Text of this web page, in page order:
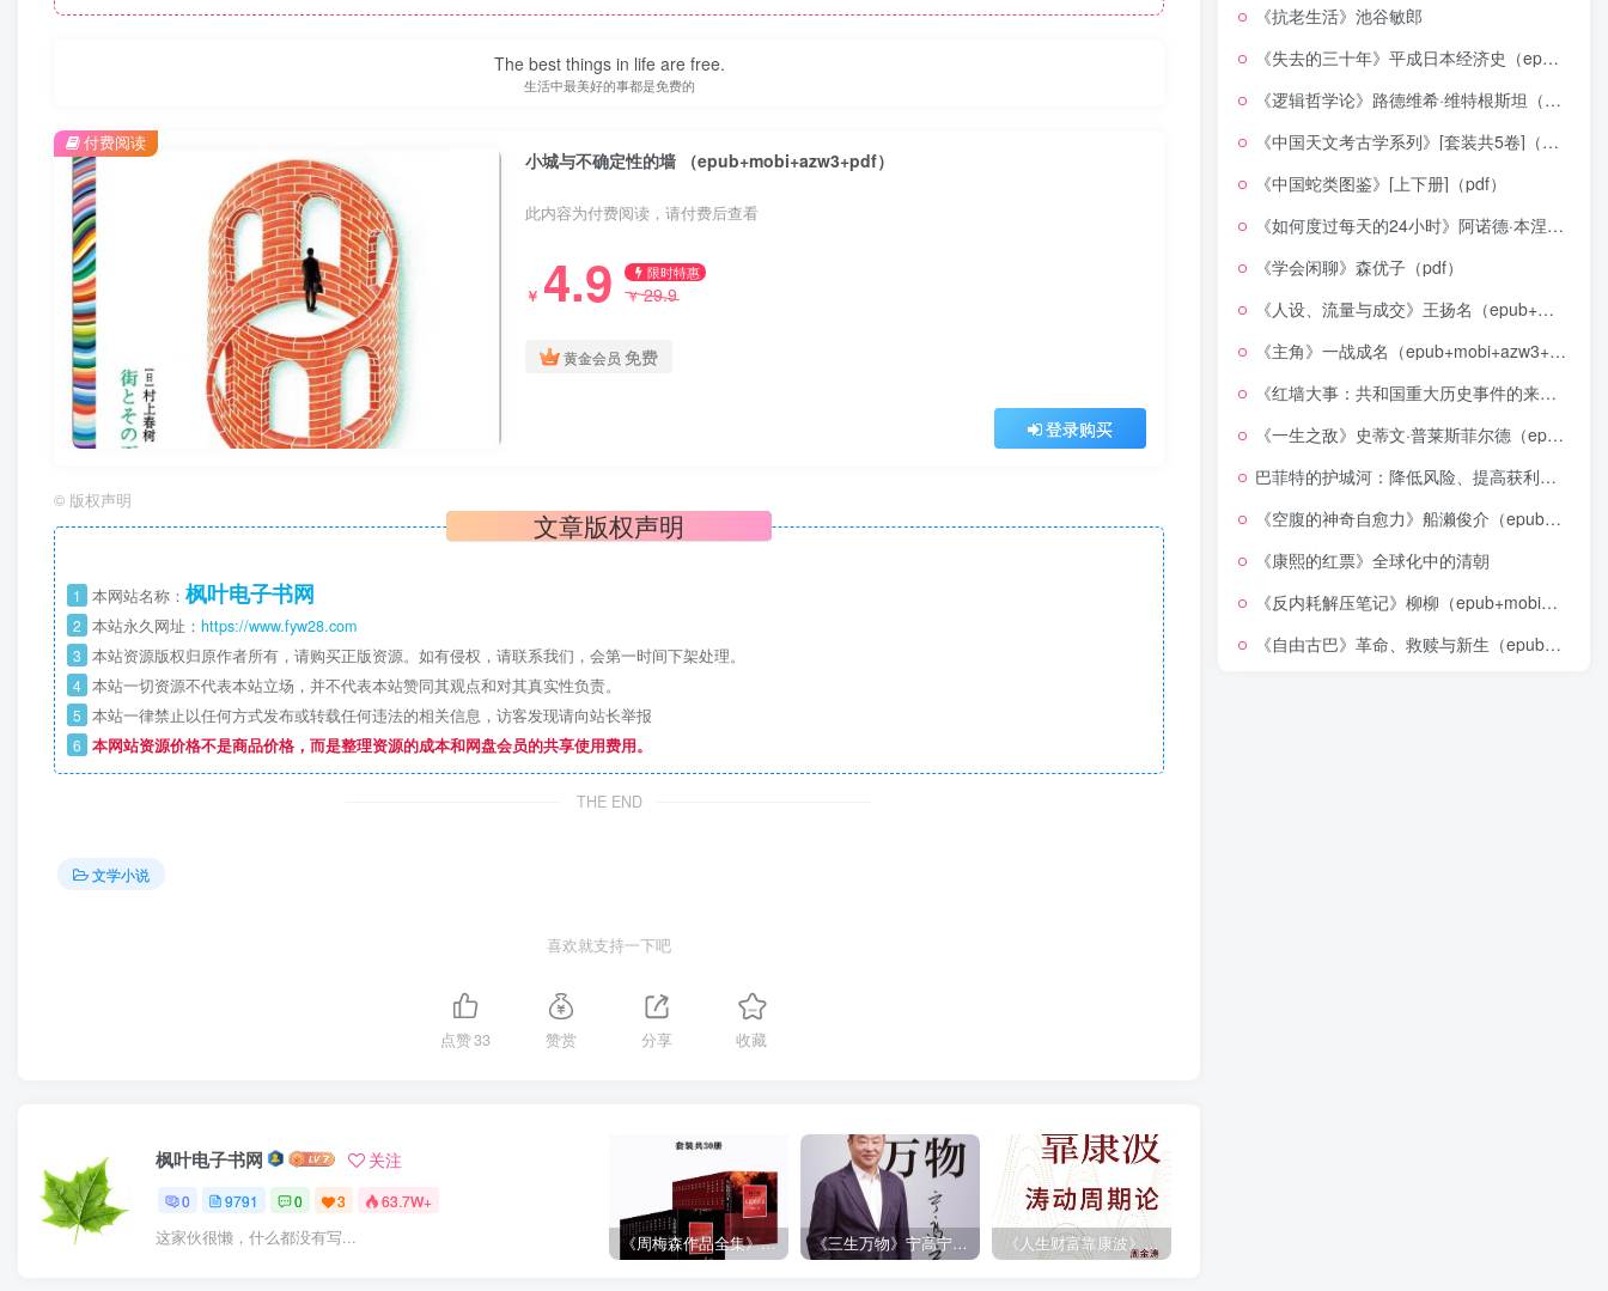
The best things in life are free.
生活中最美好的事都是免费的
小城与不确定性的墙 （epub+mobi+azw3+pdf）
此内容为付费阅读，请付费后查看
￥ 4.9 限时特惠
￥29.9
黄金会员 免费
登录购买
付费阅读
© 版权声明
文章版权声明
1 本网站名称： 枫叶电子书网
2 本站永久网址： https://www.fyw28.com
3 本站资源版权归原作者所有，请购买正版资源。如有侵权，请联系我们，会第一时间下架处理。
4 本站一切资源不代表本站立场，并不代表本站赞同其观点和对其真实性负责。
5 本站一律禁止以任何方式发布或转载任何违法的相关信息，访客发现请向站长举报
6 本网站资源价格不是商品价格，而是整理资源的成本和网盘会员的共享使用费用。
THE END
文学小说
喜欢就支持一下吧
点赞33 赞赏 分享 收藏
枫叶电子书网 关注
0 9791 0 3 63.7W+
这家伙很懒，什么都没有写... 《周梅森作品全集》[共30册] 《三生万物》宁高宁（epub+mobi+azw3+pdf） 《人生财富靠康波》波动周期论（epub+mobi+azw3+pdf）
《抗老生活》池谷敏郎
《失去的三十年》平成日本经济史（epub+mobi+azw3+pdf）
《逻辑哲学论》路德维希·维特根斯坦（epub+mobi+azw3+pdf）
《中国天文考古学系列》[套装共5卷]（epub+mobi+azw3+pdf）
《中国蛇类图鉴》[上下册]（pdf）
《如何度过每天的24小时》阿诺德·本涅特（epub+mobi+azw3+pdf）
《学会闲聊》森优子（pdf）
《人设、流量与成交》王扬名（epub+mobi+azw3+pdf）
《主角》一战成名（epub+mobi+azw3+pdf）
《红墙大事：共和国重大历史事件的来龙去脉》（全二册）（pdf）
《一生之敌》史蒂文·普莱斯菲尔德（epub+mobi+azw3+pdf）
巴菲特的护城河：降低风险、提高获利的股市真规则(epub+azw3+mobi)
《空腹的神奇自愈力》船濑俊介（epub+mobi+azw3+pdf）
《康熙的红票》全球化中的清朝
《反内耗解压笔记》柳柳（epub+mobi+azw3+pdf）
《自由古巴》革命、救赎与新生（epub+mobi+azw3+pdf）